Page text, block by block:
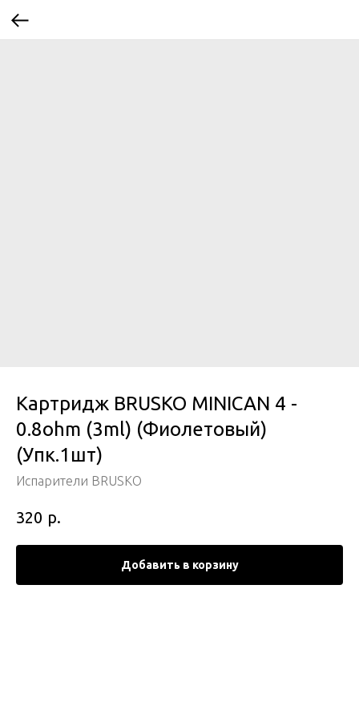
Картридж BRUSKO MINICAN 4 -
0.8ohm (3ml) (Фиолетовый)
(Упк.1шт)
Испарители BRUSKO
320 р.
Добавить в корзину